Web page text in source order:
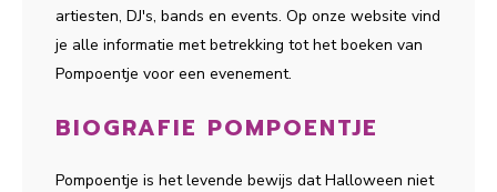
artiesten, DJ's, bands en events. Op onze website vind
je alle informatie met betrekking tot het boeken van
Pompoentje voor een evenement.
BIOGRAFIE POMPOENTJE
Pompoentje is het levende bewijs dat Halloween niet